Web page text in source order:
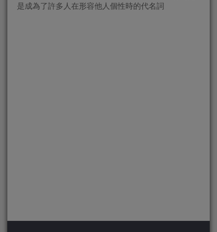
是成為了許多人在形容他人個性時的代名詞